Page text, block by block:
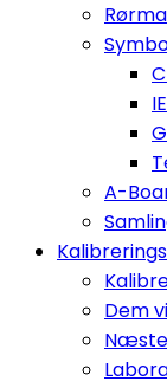
A-
Dem